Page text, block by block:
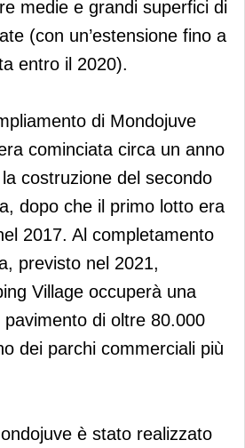
medie e grandi superfici di
(con un’estensione fino a
entro il 2020).
di Mondojuve
cominciata circa un anno
costruzione del secondo
dopo che il primo lotto era
2017. Al completamento
previsto nel 2021,
Village occuperà una
di oltre 80.000
dei parchi commerciali più
è stato realizzato